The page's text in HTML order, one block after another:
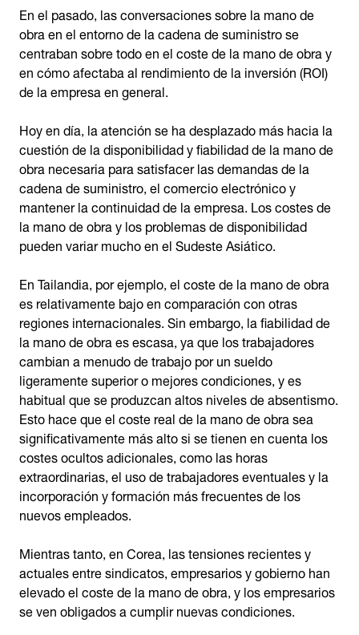
En el pasado, las conversaciones sobre la mano de
obra en el entorno de la cadena de suministro se
centraban sobre todo en el coste de la mano de obra y
en cómo afectaba al rendimiento de la inversión (ROI)
de la empresa en general.
Hoy en día, la atención se ha desplazado más hacia la
cuestión de la disponibilidad y fiabilidad de la mano de
obra necesaria para satisfacer las demandas de la
cadena de suministro, el comercio electrónico y
mantener la continuidad de la empresa. Los costes de
la mano de obra y los problemas de disponibilidad
pueden variar mucho en el Sudeste Asiático.
En Tailandia, por ejemplo, el coste de la mano de obra
es relativamente bajo en comparación con otras
regiones internacionales. Sin embargo, la fiabilidad de
la mano de obra es escasa, ya que los trabajadores
cambian a menudo de trabajo por un sueldo
ligeramente superior o mejores condiciones, y es
habitual que se produzcan altos niveles de absentismo.
Esto hace que el coste real de la mano de obra sea
significativamente más alto si se tienen en cuenta los
costes ocultos adicionales, como las horas
extraordinarias, el uso de trabajadores eventuales y la
incorporación y formación más frecuentes de los
nuevos empleados.
Mientras tanto, en Corea, las tensiones recientes y
actuales entre sindicatos, empresarios y gobierno han
elevado el coste de la mano de obra, y los empresarios
se ven obligados a cumplir nuevas condiciones.